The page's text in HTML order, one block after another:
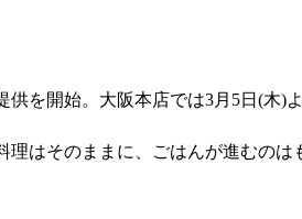
を開始。大阪本店では3月5日(木)
はそのままに、ごはんが進むの